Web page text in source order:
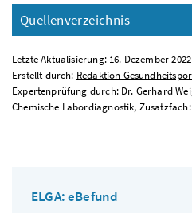
Quellenverzeichnis
Letzte Aktualisierung: 16. Dezember 2022
Erstellt durch: Redaktion
Expertenprüfung durch: Dr. Gerhard
Chemische Labordiagnostik,
ELGA: eBefund